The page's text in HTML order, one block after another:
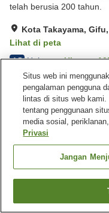
telah berusia 200 tahun.
Kota Takayama,
Lihat di peta
4.5 Hebat Ulasan:
Fasilitas properti
Tempat parkir
Toko
Beranda Jepang Gifu
Okuhida Onsenkyo Ryokan
Situs web ini
pengalaman pengguna
lintas di situs web
tentang penggunaan
media sosial,
Privasi
Jangan